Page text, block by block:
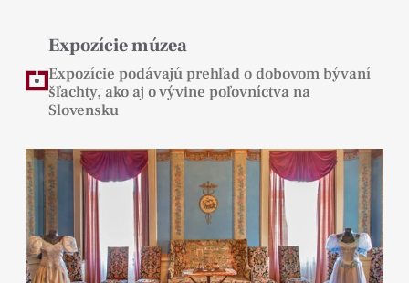
Expozície múzea
Expozície podávajú prehľad o dobovom bývaní
šľachty, ako aj o vývine poľovníctva na
Slovensku